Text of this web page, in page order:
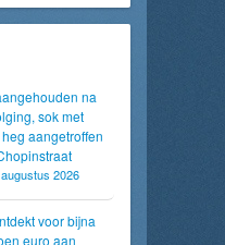
na
sok met
aangetroffen
2026
voor bijna
euro aan